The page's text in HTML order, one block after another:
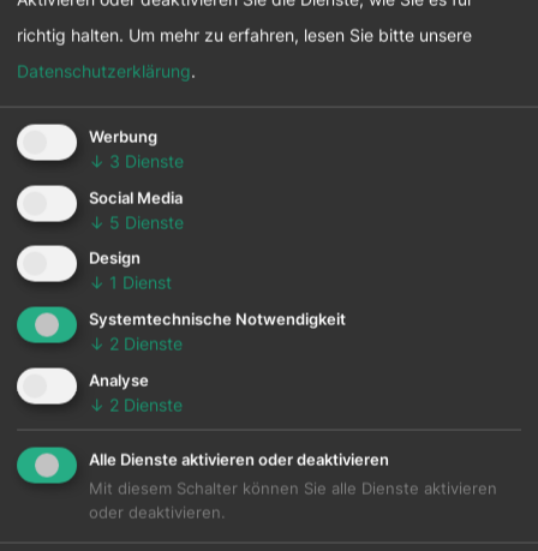
richtig halten. Um mehr zu erfahren, lesen Sie bitte unsere
Datenschutzerklärung.
Werbung
↓ 3 Dienste
Social Media
↓ 5 Dienste
Design
↓ 1 Dienst
Systemtechnische Notwendigkeit
↓ 2 Dienste
Analyse
↓ 2 Dienste
Alle Dienste aktivieren oder deaktivieren
Mit diesem Schalter können Sie alle Dienste aktivieren
oder deaktivieren.